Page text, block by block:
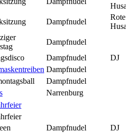
Dampfnudel
Rote
Dampfnudel
Dampfnudel
DJ
Dampfnudel
Dampfnudel
Narrenburg
Dampfnudel
DJ